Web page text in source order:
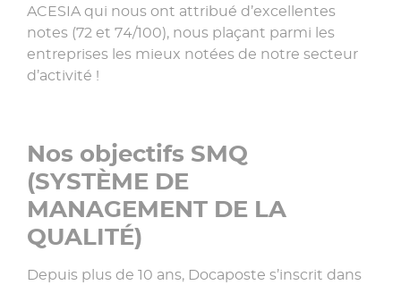
ACESIA qui nous ont attribué d’excellentes
notes (72 et 74/100), nous plaçant parmi les
entreprises les mieux notées de notre secteur
d’activité !
Nos objectifs SMQ
(SYSTÈME DE
MANAGEMENT DE LA
QUALITÉ)
Depuis plus de 10 ans, Docaposte s’inscrit dans